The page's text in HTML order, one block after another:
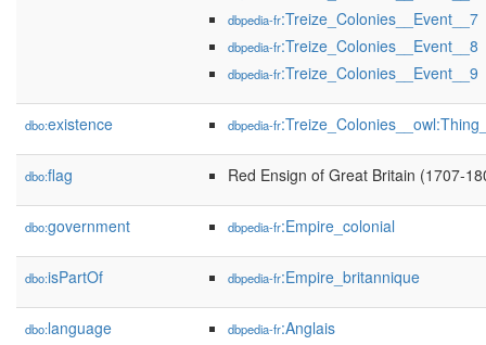
dbpedia-fr:Treize_Colonies__Event__7
dbpedia-fr:Treize_Colonies__Event__8
dbpedia-fr:Treize_Colonies__Event__9
dbo:existence dbpedia-fr
dbo:flag Red Ensign of Great Britain (1707-
dbo:government dbpedia-fr:Empire_colonial
dbo:isPartOf dbpedia-fr:Empire_britannique
dbo:language dbpedia-fr:Anglais